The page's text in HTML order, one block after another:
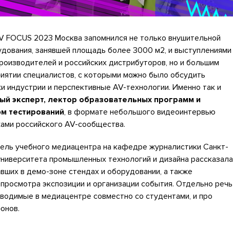
2023 Москва запомнился не только внушительной
занявшей площадь более 3000 м2, и выступлениями
и российских дистрибуторов, но и большим
специалистов, с которыми можно было обсудить
индустрии и перспективные AV-технологии. Именно так и
эксперт, лектор образовательных программ и
тестирований, в формате небольшого видеоинтервью
российского AV-сообщества.
учебного медиацентра на кафедре журналистики Санкт-
промышленных технологий и дизайна рассказала
в демо-зоне стендах и оборудовании, а также
экспозиции и организации события. Отдельно речь
в медиацентре совместно со студентами, и про